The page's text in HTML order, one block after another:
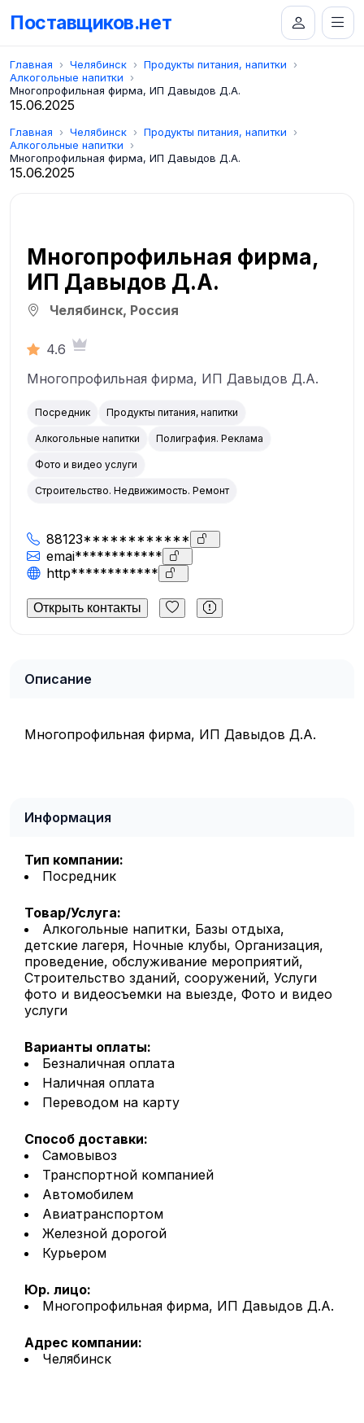
Поставщиков.нет
Главная Челябинск
Продукты питания, напитки
Алкогольные напитки
Многопрофильная фирма, ИП Давыдов Д.А.
15.06.2025
Главная Челябинск
Продукты питания, напитки
Алкогольные напитки
Многопрофильная фирма, ИП Давыдов Д.А.
15.06.2025
Многопрофильная фирма,
ИП Давыдов Д.А.
Челябинск, Россия
4.6
Многопрофильная фирма, ИП Давыдов Д.А.
Посредник Продукты питания, напитки
Алкогольные напитки Полиграфия. Реклама
Фото и видео услуги
Строительство. Недвижимость. Ремонт
88123************
emai************
http************
Открыть контакты
Описание
Многопрофильная фирма, ИП Давыдов Д.А.
Информация
Тип компании:
Посредник
Товар/Услуга:
Алкогольные напитки, Базы отдыха,
детские лагеря, Ночные клубы, Организация,
проведение, обслуживание мероприятий,
Строительство зданий, сооружений, Услуги
фото и видеосъемки на выезде, Фото и видео
услуги
Варианты оплаты:
Безналичная оплата
Наличная оплата
Переводом на карту
Способ доставки:
Самовывоз
Транспортной компанией
Автомобилем
Авиатранспортом
Железной дорогой
Курьером
Юр. лицо:
Многопрофильная фирма, ИП Давыдов Д.А.
Адрес компании:
Челябинск